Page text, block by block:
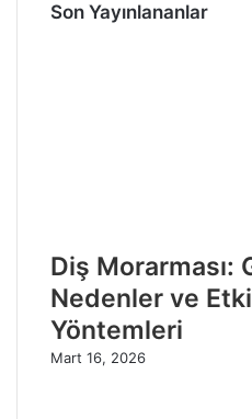
Son Yayınlananlar
Diş Morarması:
Nedenler ve
Yöntemleri
Mart 16, 2026